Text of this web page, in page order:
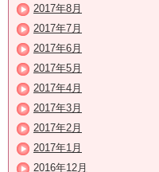
2017年8月
2017年7月
2017年6月
2017年5月
2017年4月
2017年3月
2017年2月
2017年1月
2016年12月